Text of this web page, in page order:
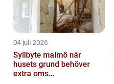
04 juli 2026
Syllbyte malmö när
husets grund behöver
extra oms...